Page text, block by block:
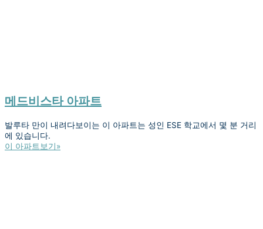
메드비스타 아파트
발루타 만이 내려다보이는 이 아파트는 성인 ESE 학교에서 몇 분 거리
에 있습니다.
이 아파트보기»